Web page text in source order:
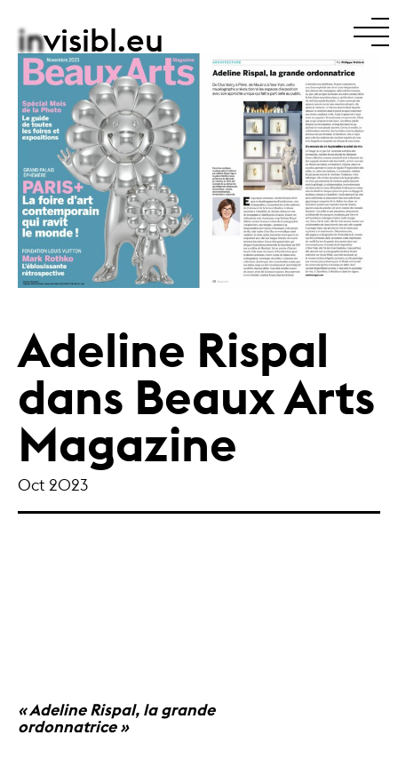
invisibl.eu
Adeline Rispal
dans Beaux Arts
Magazine
Oct 2023
« Adeline Rispal, la grande
ordonnatrice »